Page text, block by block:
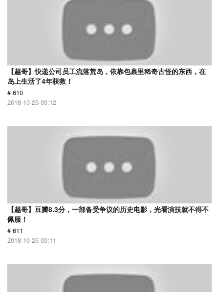
【越哥】快递公司员工流落荒岛，依靠包裹里稀奇古怪的东西，在
岛上生活了4年获救！
# 610
2018-10-25 03:12
【越哥】豆瓣8.3分，一部备受争议的历史电影，光看演技就不得不
佩服！
# 611
2018-10-25 03:11